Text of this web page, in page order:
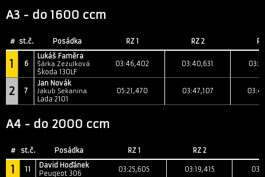
A3 - do 1600 ccm
# st.č. Posádka RZ 1 RZ 2
1 6
Lukáš Faměra
Šárka Zezulková
Škoda 130LF
03:46,402 03:40,631
2 7
Jan Novák
Jakub Sekanina
Lada 2101
05:21,470 03:47,107
A4 - do 2000 ccm
# st.č. Posádka RZ 1 RZ 2
1 11
David Hoďánek
Peugeot 306
03:25,605 03:19,415